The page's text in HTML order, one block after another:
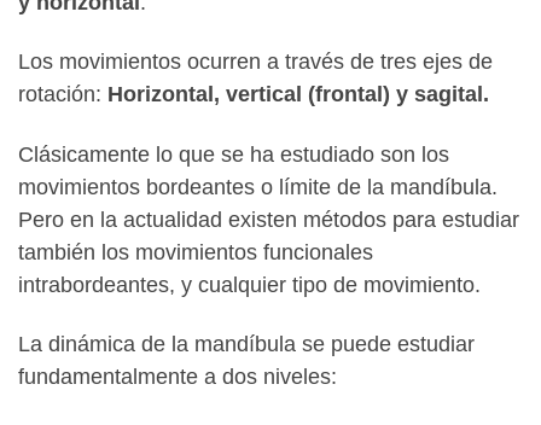
Los movimientos ocurren a través de tres ejes de
rotación: Horizontal, vertical (frontal) y sagital.
Clásicamente lo que se ha estudiado son los
movimientos bordeantes o límite de la mandíbula.
Pero en la actualidad existen métodos para estudiar
también los movimientos funcionales
intrabordeantes, y cualquier tipo de movimiento.
La dinámica de la mandíbula se puede estudiar
fundamentalmente a dos niveles: